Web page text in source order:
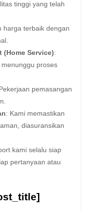
tinggi yang telah
harga terbaik dengan
(Home Service):
proses
pemasangan
: Kami memastikan
diasuransikan
kami selalu siap
pertanyaan atau